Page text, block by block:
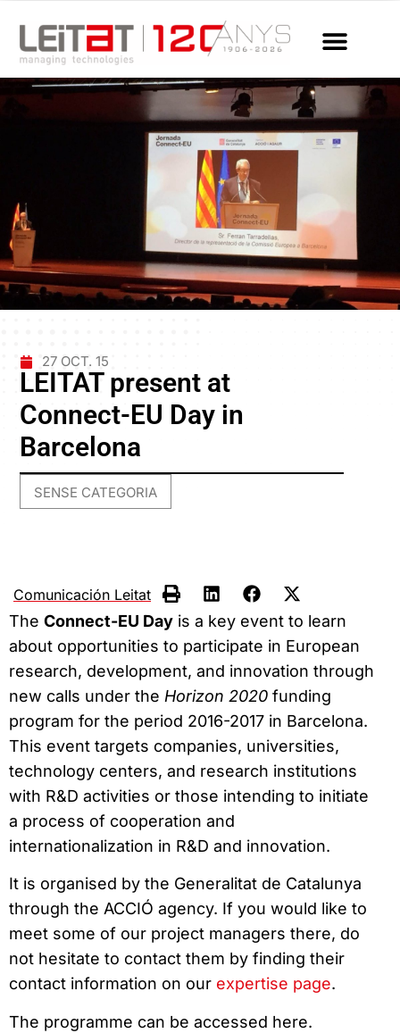
27 OCT. 15
LEITAT present at
Connect-EU Day in
Barcelona
SENSE CATEGORIA
Comunicación Leitat
The Connect-EU Day is a key event to learn
about opportunities to participate in European
research, development, and innovation through
new calls under the Horizon 2020 funding
program for the period 2016-2017 in Barcelona.
This event targets companies, universities,
technology centers, and research institutions
with R&D activities or those intending to initiate
a process of cooperation and
internationalization in R&D and innovation.
It is organised by the Generalitat de Catalunya
through the ACCIÓ agency. If you would like to
meet some of our project managers there, do
not hesitate to contact them by finding their
contact information on our expertise page.
The programme can be accessed here.